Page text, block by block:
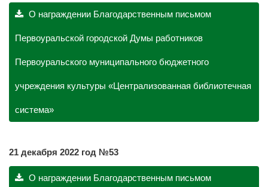
О награждении Благодарственным письмом
Первоуральской городской Думы работников
Первоуральского муниципального бюджетного
учреждения культуры «Централизованная библиотечная
система»
21 декабря 2022 год №53
О награждении Благодарственным письмом